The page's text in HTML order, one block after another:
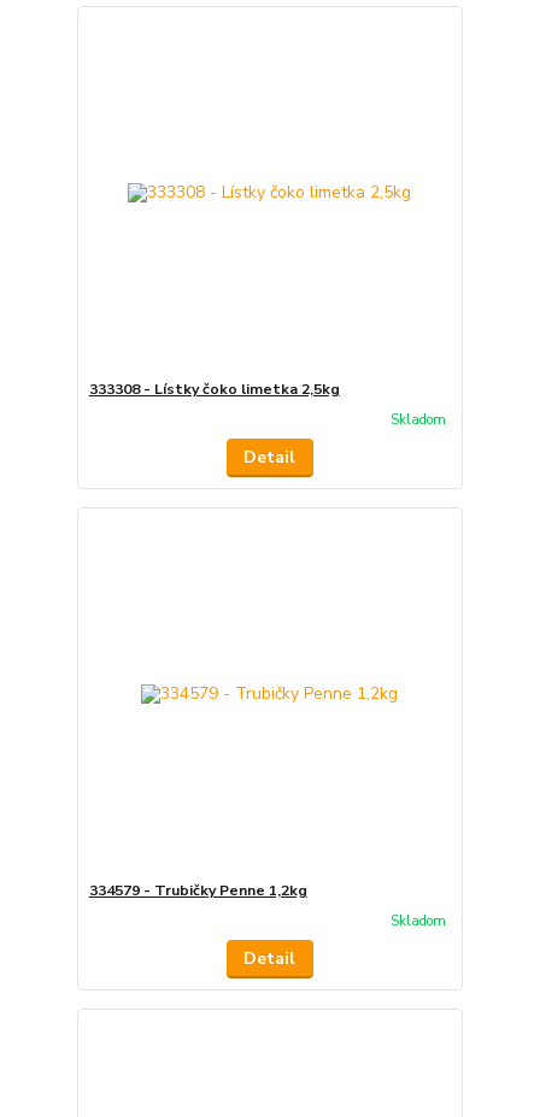
333308 - Lístky čoko limetka 2,5kg
Skladom
Detail
334579 - Trubičky Penne 1,2kg
Skladom
Detail